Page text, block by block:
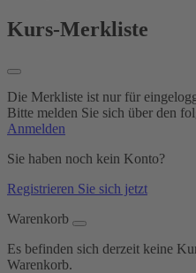
Kurs-Merkliste
Die Merkliste ist nur für
Bitte melden Sie sich über den
Anmelden
Sie haben noch kein Konto?
Registrieren Sie sich jetzt
Warenkorb
Es befinden sich derzeit keine
Warenkorb.